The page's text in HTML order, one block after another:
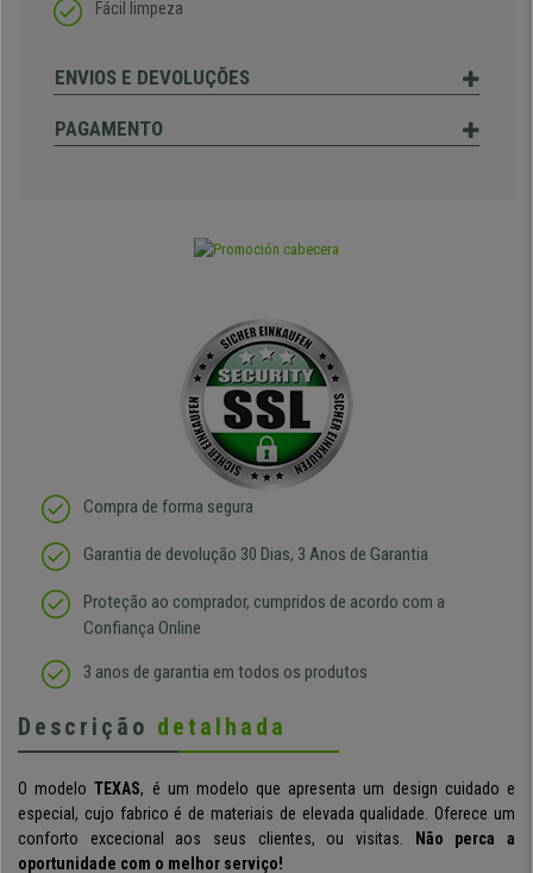
Fácil limpeza
ENVIOS E DEVOLUÇÕES
PAGAMENTO
Compra de forma segura
Garantia de devolução 30 Dias, 3 Anos de Garantia
Proteção ao comprador, cumpridos de acordo com a
Confiança Online
3 anos de garantia em todos os produtos
Descrição detalhada
O modeloTEXAS, é um modelo que apresenta um design cuidado e
especial, cujo fabrico é de materiais de elevada qualidade. Oferece um
conforto excecional aos seus clientes, ou visitas. Não perca a
oportunidade com o melhor serviço!